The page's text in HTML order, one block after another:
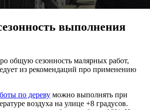
выполнения
общую сезонность малярных работ,
из рекомендаций про применению
по дереву можно выполнять при
воздуха на улице +8 градусов.